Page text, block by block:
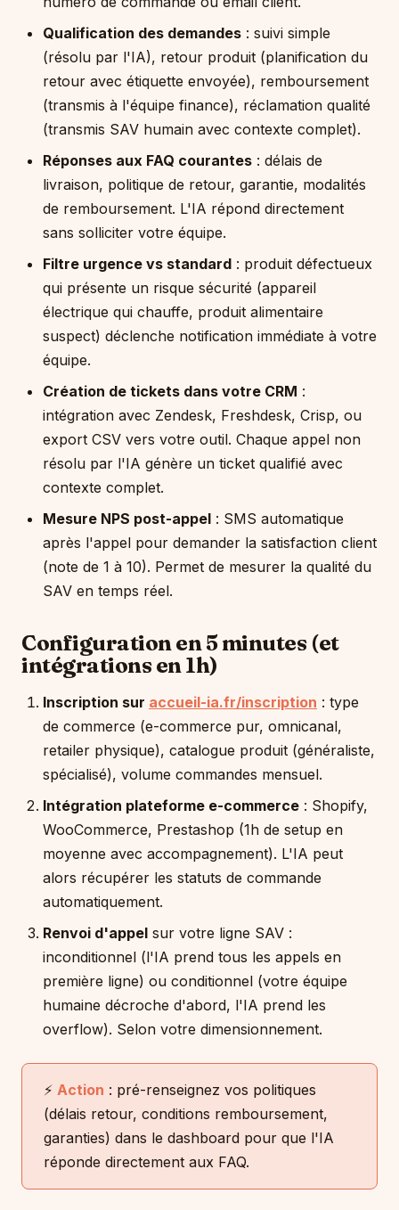
Qualification des demandes : suivi simple
(résolu par l'IA), retour produit (planification du
retour avec étiquette envoyée), remboursement
(transmis à l'équipe finance), réclamation qualité
(transmis SAV humain avec contexte complet).
Réponses aux FAQ courantes : délais de
livraison, politique de retour, garantie, modalités
de remboursement. L'IA répond directement
sans solliciter votre équipe.
Filtre urgence vs standard : produit défectueux
qui présente un risque sécurité (appareil
électrique qui chauffe, produit alimentaire
suspect) déclenche notification immédiate à votre
équipe.
Création de tickets dans votre CRM :
intégration avec Zendesk, Freshdesk, Crisp, ou
export CSV vers votre outil. Chaque appel non
résolu par l'IA génère un ticket qualifié avec
contexte complet.
Mesure NPS post-appel : SMS automatique
après l'appel pour demander la satisfaction client
(note de 1 à 10). Permet de mesurer la qualité du
SAV en temps réel.
Configuration en 5 minutes (et
intégrations en 1h)
Inscription sur accueil-ia.fr/inscription : type
de commerce (e-commerce pur, omnicanal,
retailer physique), catalogue produit (généraliste,
spécialisé), volume commandes mensuel.
Intégration plateforme e-commerce : Shopify,
WooCommerce, Prestashop (1h de setup en
moyenne avec accompagnement). L'IA peut
alors récupérer les statuts de commande
automatiquement.
Renvoi d'appel sur votre ligne SAV :
inconditionnel (l'IA prend tous les appels en
première ligne) ou conditionnel (votre équipe
humaine décroche d'abord, l'IA prend les
overflow). Selon votre dimensionnement.
⚡ Action : pré-renseignez vos politiques
(délais retour, conditions remboursement,
garanties) dans le dashboard pour que l'IA
réponde directement aux FAQ.